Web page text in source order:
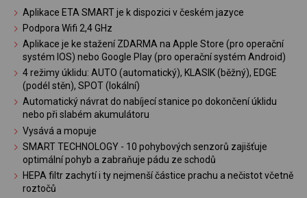
Aplikace ETA SMART je k dispozici v českém jazyce
Podpora Wifi 2,4 GHz
Aplikace je ke stažení ZDARMA na Apple Store (pro operační
systém IOS) nebo Google Play (pro operační systém Android)
4 režimy úklidu: AUTO (automatický), KLASIK (běžný), EDGE
(podél stěn), SPOT (lokální)
Automatický návrat do nabíjecí stanice po dokončení úklidu
nebo při slabém akumulátoru
Vysává a mopuje
SMART TECHNOLOGY - 10 pohybových senzorů zajišťuje
optimální pohyb a zabraňuje pádu ze schodů
HEPA filtr zachytí i ty nejmenší částice prachu a nečistot včetně
roztočů